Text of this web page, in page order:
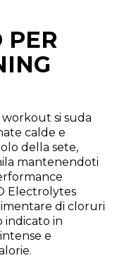
PER
si suda
calde e
della sete,
mantenendoti
Electrolytes
di cloruri
indicato in
e